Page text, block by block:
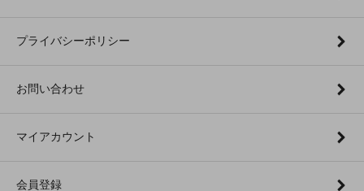
プライバシーポリシー
お問い合わせ
マイアカウント
会員登録